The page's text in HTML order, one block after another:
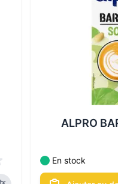
Les
ALPRO
En stock